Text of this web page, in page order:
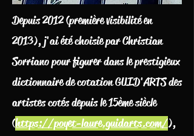
Depuis 2012 (première visibilité en
2013), j'ai été choisie par Christian
Sorriano pour figurer dans le prestigieux
dictionnaire de cotation GUID'ARTS des
artistes cotés depuis le 15ème siècle
(https://poyet-laure.guidarts.com/),